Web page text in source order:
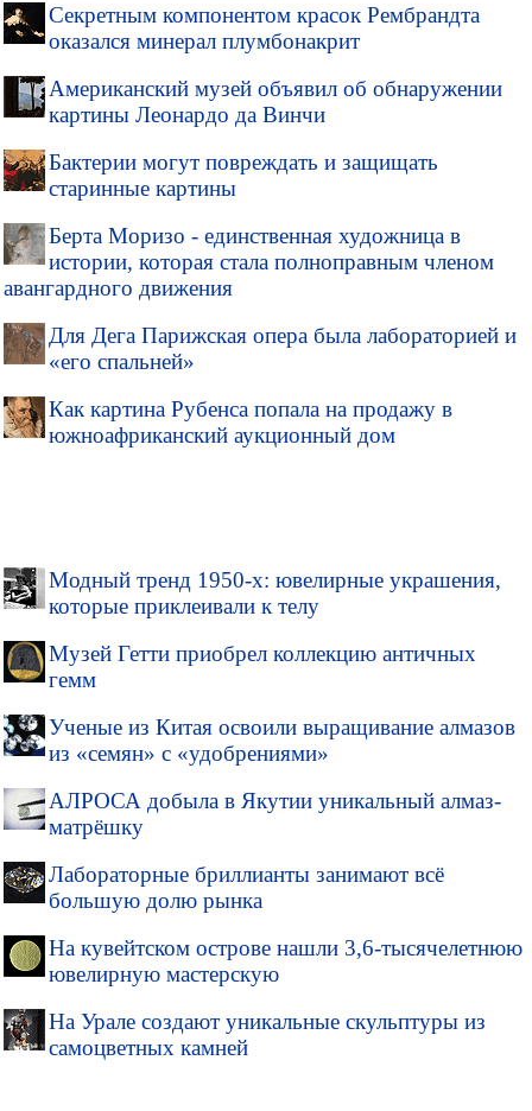
Секретным компонентом красок Рембрандта
оказался минерал плумбонакрит
Американский музей объявил об обнаружении
картины Леонардо да Винчи
Бактерии могут повреждать и защищать
старинные картины
Берта Моризо - единственная художница в
истории, которая стала полноправным членом
авангардного движения
Для Дега Парижская опера была лабораторией и
«его спальней»
Как картина Рубенса попала на продажу в
южноафриканский аукционный дом
Модный тренд 1950-х: ювелирные украшения,
которые приклеивали к телу
Музей Гетти приобрел коллекцию античных
гемм
Ученые из Китая освоили выращивание алмазов
из «семян» с «удобрениями»
АЛРОСА добыла в Якутии уникальный алмаз-
матрёшку
Лабораторные бриллианты занимают всё
большую долю рынка
На кувейтском острове нашли 3,6-тысячелетнюю
ювелирную мастерскую
На Урале создают уникальные скульптуры из
самоцветных камней